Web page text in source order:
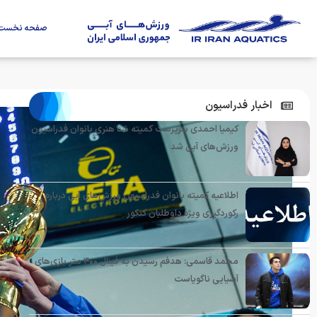
صفحه
اخبار فدراسیون
کیمیا احمدی سرپرست کمیته شنا هنری بانوان فدراسیون
ورزش‌های آبی شد
اطلاعیه کمیته بانوان فدراسیون ورزش‌های آبی درباره
رکوردگیری ویژه داوطلبان کنکور
محمد قاسمی: هدفم رسیدن به فینال ۴۰۰ متر بازی‌های
آسیایی ناگویاست